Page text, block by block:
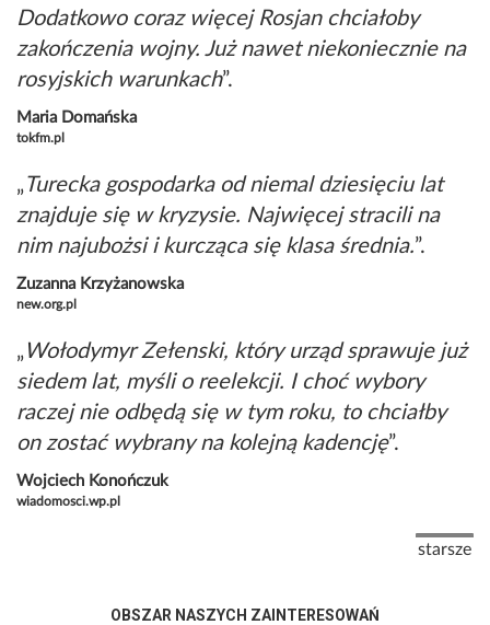
Dodatkowo coraz więcej Rosjan chciałoby
zakończenia wojny. Już nawet niekoniecznie na
rosyjskich warunkach
Maria Domańska
tokfm.pl
Turecka gospodarka od niemal dziesięciu lat
znajduje się w kryzysie. Najwięcej stracili na
nim najubożsi i kurcząca się klasa średnia.
Zuzanna Krzyżanowska
new.org.pl
Wołodymyr Zełenski, który urząd sprawuje już
siedem lat, myśli o reelekcji. I choć wybory
raczej nie odbędą się w tym roku, to chciałby
on zostać wybrany na kolejną kadencję
Wojciech Konończuk
wiadomosci.wp.pl
starsze
OBSZAR NASZYCH ZAINTERESOWAŃ